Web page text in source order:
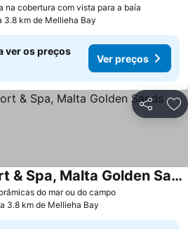
na cobertura com vista para a baía
3.8 km de Mellieha Bay
ver os preços
Ver preços
Partilhar
do mar ou do campo
Radisson Blu Resort & Spa, Malta Golden Sands
a 3.8 km de Mellieha Bay